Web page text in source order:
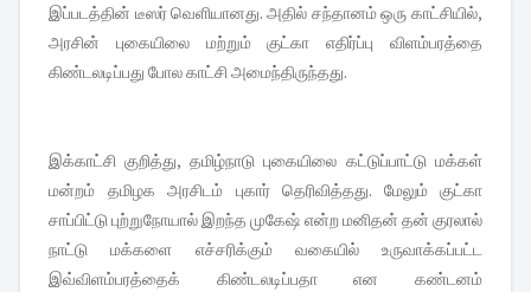
இப்படத்தின் டீஸர் வெளியானது. அதில் சந்தானம் ஒரு காட்சியில்,
அரசின் புகையிலை மற்றும் குட்கா எதிர்ப்பு விளம்பரத்தை
கிண்டலடிப்பது போல காட்சி அமைந்திருந்தது.
இக்காட்சி குறித்து, தமிழ்நாடு புகையிலை கட்டுப்பாட்டு மக்கள்
மன்றம் தமிழக அரசிடம் புகார் தெரிவித்தது. மேலும் குட்கா
சாப்பிட்டு புற்றுநோயால் இறந்த முகேஷ் என்ற மனிதன் தன் குரலால்
நாட்டு மக்களை எச்சரிக்கும் வகையில் உருவாக்கப்பட்ட
இவ்விளம்பரத்தைக் கிண்டலடிப்பதா என கண்டனம்